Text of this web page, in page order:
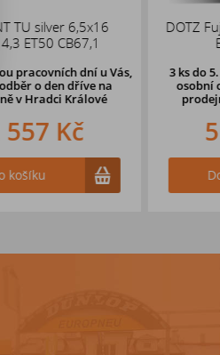
u Vás,
na
DOTZ Fuji dark 7,5x18
3 ks do 5. pracovních dní
osobní odběr o den
prodejně
v Hradci
5 266 Kč